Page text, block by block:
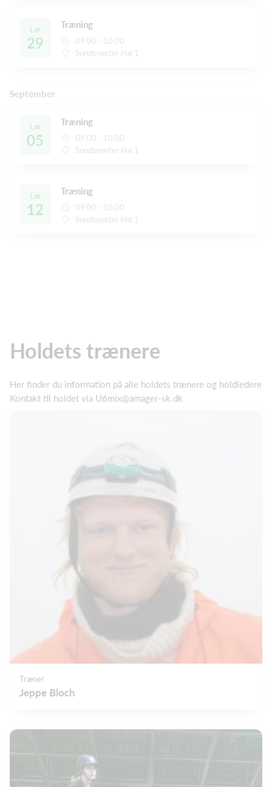
Lør
29
Træning
09:00 - 10:00
Sundbyøster Hal 1
September
Lør
05
Træning
09:00 - 10:00
Sundbyøster Hal 1
Lør
12
Træning
09:00 - 10:00
Sundbyøster Hal 1
Holdets trænere
Her finder du information på alle holdets trænere og holdledere
Kontakt til holdet via U6mix@amager-sk.dk
Træner
Jeppe Bloch